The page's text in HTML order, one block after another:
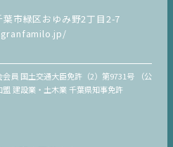
市緑区おゆみ野2丁目2-7
会員 国土交通大臣免許（2）第9731号 （公
建設業・土木業 千葉県知事免許